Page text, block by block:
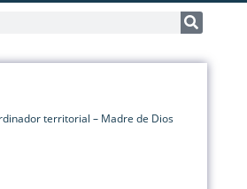
territorial – Madre de Dios